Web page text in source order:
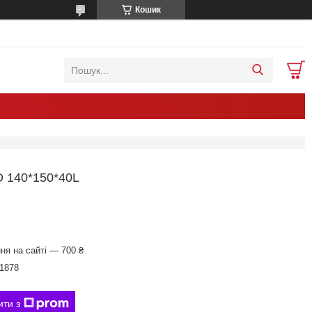
Кошик
на сайті — 700 ₴
з